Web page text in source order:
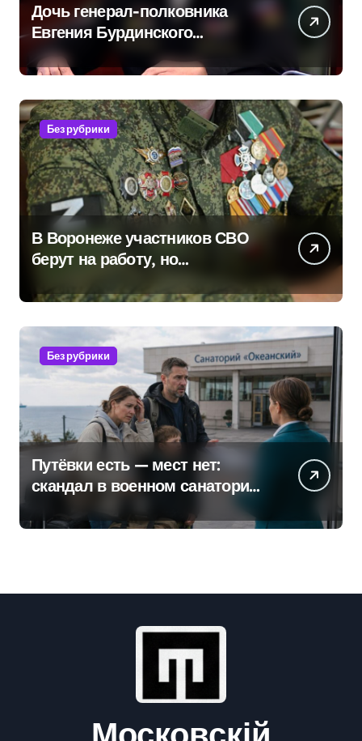
Дочь генерал-полковника
Евгения Бурдинского
оказывает платные услуги по
вопросам военной службы и
бронирования
Без рубрики
В Воронеже участников СВО
берут на работу, но
удержаться удаётся не всем
Без рубрики
Путёвки есть — мест нет:
скандал в военном санатории